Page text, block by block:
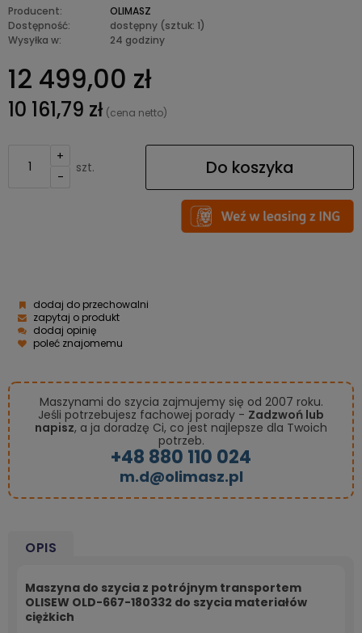
Producent:
OLIMASZ
Dostępność:
dostępny (sztuk: 1)
Wysyłka w:
24 godziny
12 499,00 zł
10 161,79 zł (cena netto)
+
-
szt. Do koszyka
dodaj do przechowalni
zapytaj o produkt
dodaj opinię
poleć znajomemu
Maszynami do szycia zajmujemy się od 2007 roku.
Jeśli potrzebujesz fachowej porady - Zadzwoń lub
napisz, a ja doradzę Ci, co jest najlepsze dla Twoich
potrzeb.
+48 880 110 024
m.d@olimasz.pl
OPIS
Maszyna do szycia z potrójnym transportem
OLISEW OLD-667-180332 do szycia materiałów
ciężkich